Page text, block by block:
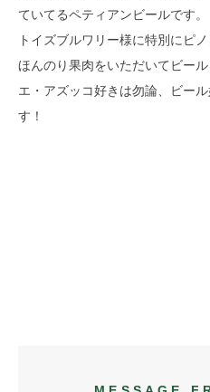
ていてるペティアンビールです。
トイズブルワリー様に特別にピ
ほんのり果肉をいただいてビー
エ・アズッコ好きは勿論、ビー
す！